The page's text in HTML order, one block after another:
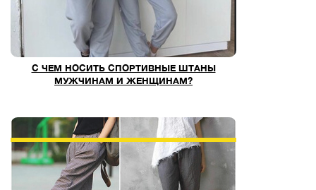
С ЧЕМ НОСИТЬ СПОРТИВНЫЕ ШТАНЫ
МУЖЧИНАМ И ЖЕНЩИНАМ?